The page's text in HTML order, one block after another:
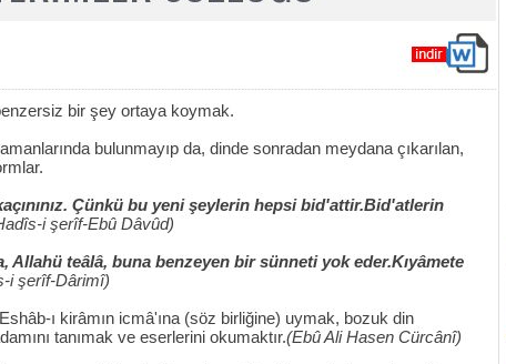
bir şey ortaya koymak.
bulunmayıp da, dinde sonradan meydana çıkarılan,
Çünkü bu yeni şeylerin hepsi bid'attir.Bid'atlerin
i şerîf-Ebû Dâvûd)
teâlâ, buna benzeyen bir sünneti yok eder.Kıyâmete
i şerîf-Dârimî)
ı kirâmın icmâ'ına (söz birliğine) uymak, bozuk din
tanımak ve eserlerini okumaktır.(Ebû Ali Hasen Cürcânî)